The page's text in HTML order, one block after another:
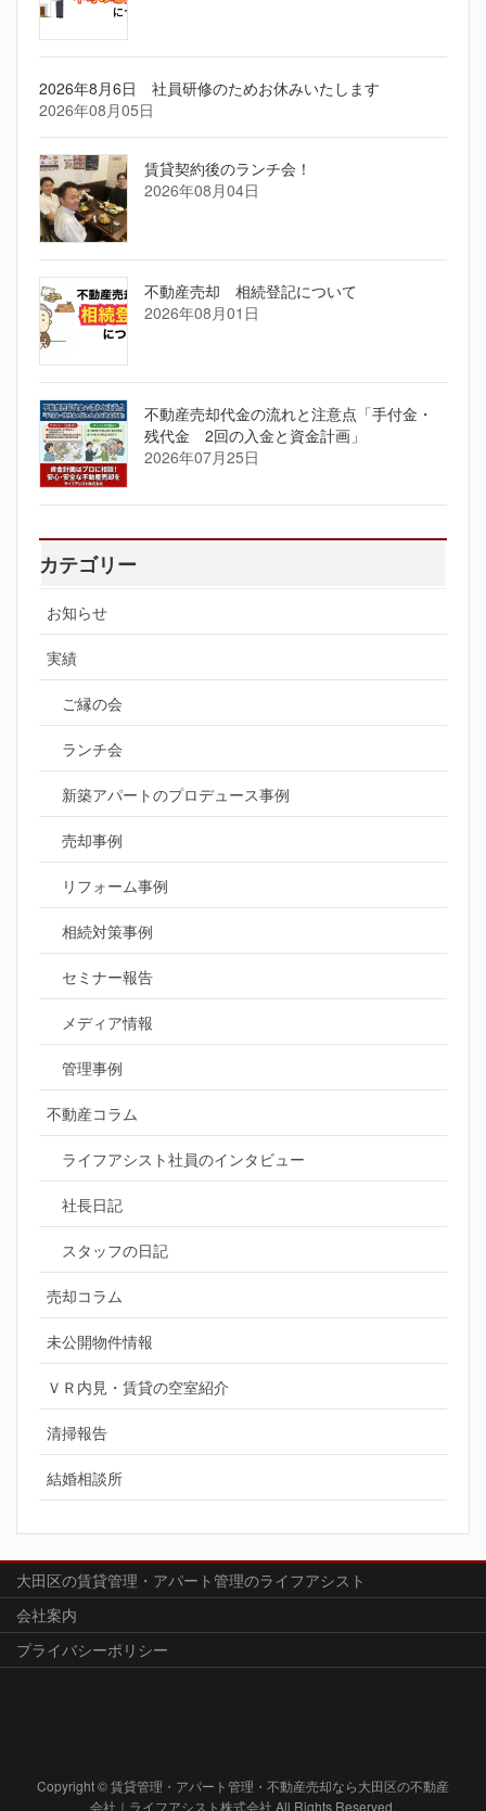
2026年8月6日 社員研修のためお休みいたします
2026年08月05日
賃貸契約後のランチ会！
2026年08月04日
不動産売却 相続登記について
2026年08月01日
不動産売却代金の流れと注意点「手付金・
残代金 2回の入金と資金計画」
2026年07月25日
カテゴリー
お知らせ
実績
ご縁の会
ランチ会
新築アパートのプロデュース事例
売却事例
リフォーム事例
相続対策事例
セミナー報告
メディア情報
管理事例
不動産コラム
ライフアシスト社員のインタビュー
社長日記
スタッフの日記
売却コラム
未公開物件情報
ＶＲ内見・賃貸の空室紹介
清掃報告
結婚相談所
大田区の賃貸管理・アパート管理のライフアシスト
会社案内
プライバシーポリシー
Copyright © 賃貸管理・アパート管理・不動産売却なら大田区の不動産
会社｜ライフアシスト株式会社 All Rights Reserved.